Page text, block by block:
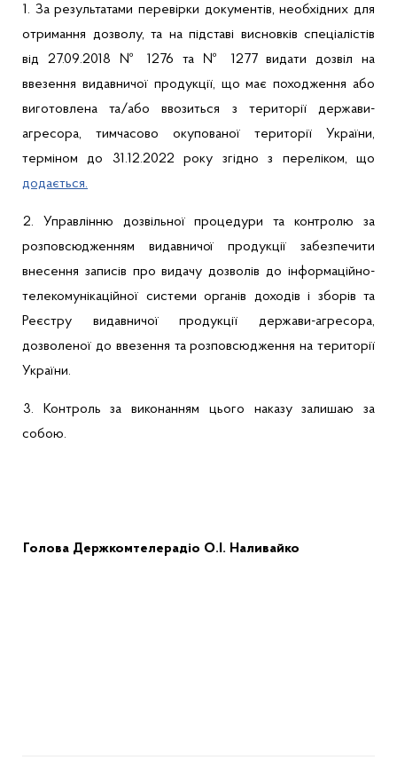
1. За результатами перевірки документів, необхідних для
отримання дозволу, та на підставі висновків спеціалістів
від 27.09.2018 № 1276 та № 1277 видати дозвіл на
ввезення видавничої продукції, що має походження або
виготовлена та/або ввозиться з території держави-
агресора, тимчасово окупованої території України,
терміном до 31.12.2022 року згідно з переліком, що
додається.
2. Управліннюдозвільної процедури та контролю за
розповсюдженням видавничої продукціїзабезпечити
внесення записів про видачу дозволів до інформаційно-
телекомунікаційної системи органів доходів і зборів та
Реєстру видавничої продукції держави-агресора,
дозволеної до ввезення та розповсюдження на території
України.
3.
Контроль за виконанням цього наказу залишаю за
собою.
Голова Держкомтелерадіо О.І. Наливайко